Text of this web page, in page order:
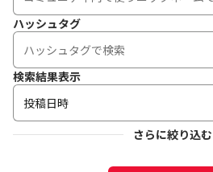
ハッシュタグ
検索結果表示
投稿日時
さらに絞り込む